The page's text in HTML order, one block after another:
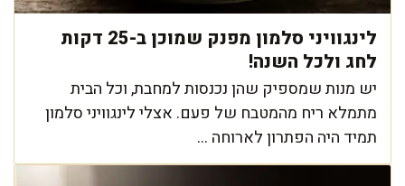
לינגוויני סלמון מפנק שמוכן ב-25 דקות
לחג ולכל השנה!
יש מנות שמספיק שהן נכנסות למחבת, וכל הבית
מתמלא ריח מהמטבח של פעם. אצלי לינגוויני סלמון
תמיד היה הפתרון לארוחה ...